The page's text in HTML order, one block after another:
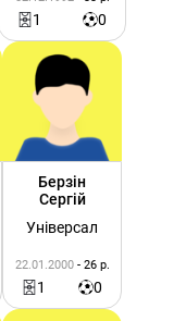
1 0
Берзін
Сергій
Універсал
22.01.2000 - 26 р.
1 0